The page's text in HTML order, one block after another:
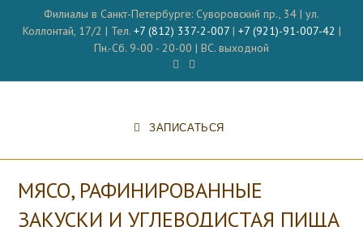
содержимому
Филиалы в Санкт-Петербурге: Суворовский пр., 34 | ул.
Коллонтай, 17/2 | Тел. +7 (812) 337-2-007| +7 (921)-91-007-42 |
Пн.-Сб. 9-00 - 20-00 | ВС. выходной
ЗАПИСАТЬСЯ
МЯСО, РАФИНИРОВАННЫЕ
ЗАКУСКИ И УГЛЕВОДИСТАЯ ПИЩА